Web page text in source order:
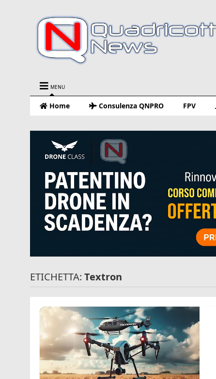
MENU
Home Consulenza QNPRO FPV
ETICHETTA: Textron